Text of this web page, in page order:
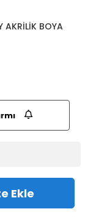
AKRİLİK BOYA
Ekle